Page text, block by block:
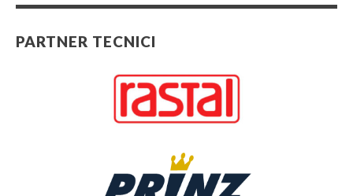
PARTNER TECNICI